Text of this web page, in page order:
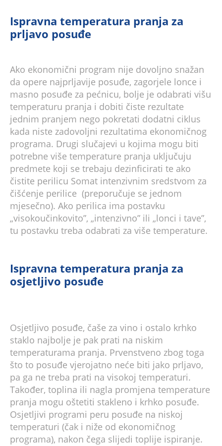
Ispravna temperatura pranja za
prljavo posuđe
Ako ekonomični program nije dovoljno snažan
da opere najprljavije posuđe, zagorjele lonce i
masno posuđe za pećnicu, bolje je odabrati višu
temperaturu pranja i dobiti čiste rezultate
jednim pranjem nego pokretati dodatni ciklus
kada niste zadovoljni rezultatima ekonomičnog
programa. Drugi slučajevi u kojima mogu biti
potrebne više temperature pranja uključuju
predmete koji se trebaju dezinficirati te ako
čistite perilicu Somat intenzivnim sredstvom za
čišćenje perilice (preporučuje se jednom
mjesečno). Ako perilica ima postavku
„visokoučinkovito”, „intenzivno” ili „lonci i tave”,
tu postavku treba odabrati za više temperature.
Ispravna temperatura pranja za
osjetljivo posuđe
Osjetljivo posuđe, čaše za vino i ostalo krhko
staklo najbolje je pak prati na niskim
temperaturama pranja. Prvenstveno zbog toga
što to posuđe vjerojatno neće biti jako prljavo,
pa ga ne treba prati na visokoj temperaturi.
Također, toplina ili nagla promjena temperature
pranja mogu oštetiti stakleno i krhko posuđe.
Osjetljivi programi peru posuđe na niskoj
temperaturi (čak i niže od ekonomičnog
programa), nakon čega slijedi toplije ispiranje.